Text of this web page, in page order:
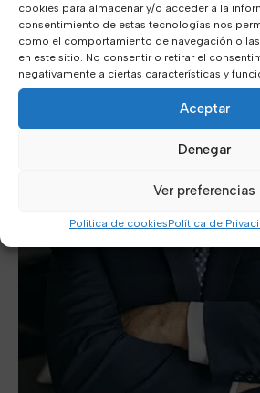
cookies para almacenar y/o acceder a la
consentimiento de estas tecnologías nos
como el comportamiento de navegación o
en este sitio. No consentir o retirar el
negativamente a ciertas características y
Aceptar
Denegar
Ver preferencias
Política de cookiesPolítica de